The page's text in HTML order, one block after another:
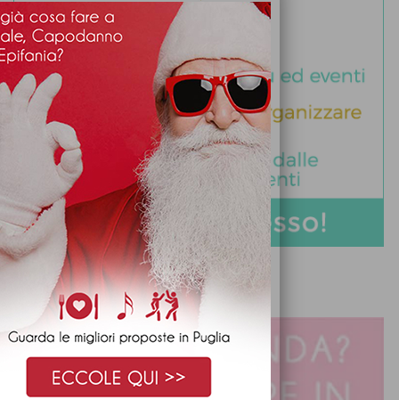
DIVENTA PARTNER